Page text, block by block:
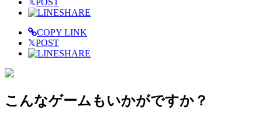
POST
SHARE
COPY LINK
𝕏POST
SHARE
こんなゲームもいかがですか？